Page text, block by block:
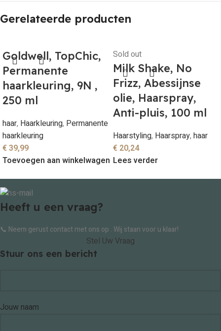
Gerelateerde producten
Goldwell, TopChic,
Permanente
haarkleuring, 9N ,
250 ml
haar, Haarkleuring, Permanente
haarkleuring
€39,99
Toevoegen aan winkelwagen
Sold out
Milk Shake, No
Frizz, Abessijnse
olie, Haarspray,
Anti-pluis, 100 ml
Haarstyling, Haarspray, haar
€ 20,24
Lees verder
Heeft u een vraag?
📞 Neem gerust contact met ons op . Wij staan voor u klaar!
Stel Uw Vraag
Stuur ons een bericht
Jouw naam